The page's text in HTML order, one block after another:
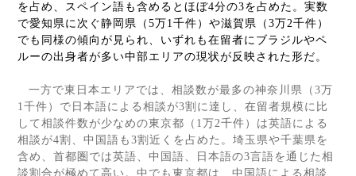
を占め、スペイン語も含めるとほぼ4分の3を占めた。実数
で愛知県に次ぐ静岡県（ 5万1千件）や滋賀県（ 3万2千件）
でも同様の傾向が見られ、いずれも在留者にブラジルやペ
ルーの出身者が多い中部エリアの現状が反映された形だ。
一方で東日本エリアでは、相談数が最多の神奈川県（ 3万
1千件）で日本語による相談が3割に達し、在留者規模に比
して相談件数が少なめの東京都（ 1万2千件）は英語による
相談が4割、中国語も 3割近くを占めた。埼玉県や千葉県を
含め、首都圏では英語、中国語、日本語の3言語を通じた相
談割合が極めて高い。中でも東京都は、中国語による相談